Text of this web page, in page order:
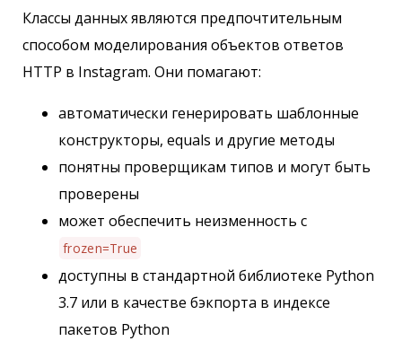
Классы данных являются предпочтительным
способом моделирования объектов ответов
HTTP в Instagram. Они помагают:
автоматически генерировать шаблонные
конструкторы, equals и другие методы
понятны проверщикам типов и могут быть
проверены
может обеспечить неизменность с
frozen=True
доступны в стандартной библиотеке Python
3.7 или в качестве бэкпорта в индексе
пакетов Python